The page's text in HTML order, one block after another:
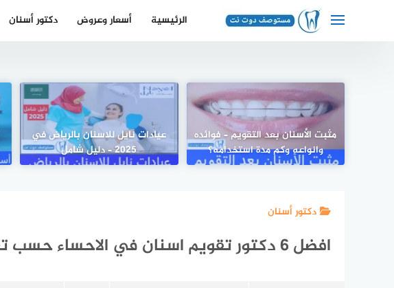
الرئيسية أسعار وعروض دكتور أسنان
مثبت الأسنان بعد التقويم – فوائده
وانواعه وكم مدة استخدامه؟
عيادات نايل للاسنان بالرياض في
2025 – دليل شامل
دكتور أسنان
افضل 6 دكتور تقويم اسنان في الاحساء حسب تعليقات المرضى